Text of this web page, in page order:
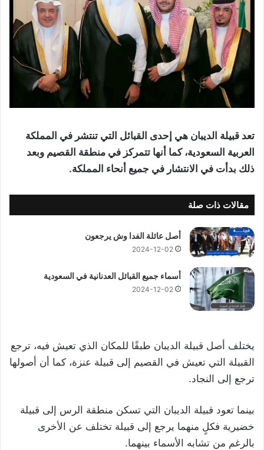
تعد قبيلة الديبان هي إحدى القبائل التي تنتشر في المملكة
العربية السعودية، كما أنها تتمركز في منطقة القصيم وبعد
ذلك بدأت في الانتشار في جميع أنحاء المملكة.
مقالات ذات صلة
أصل عائلة الفدا وش يرجعون
2024-12-02
أسماء جميع القبائل العدنانية في السعودية
2024-12-02
يختلف أصل قبيلة الديبان طبقًا للمكان الذي تعيش فيه، ترجع
القبيلة التي تعيش في القصيم إلى قبيلة عنزة، كما أن أصولها
ترجع إلى النجاد.
بينما تعود قبيلة الديبان التي تسكن منطقة الرس إلى قبيلة
خضيرية فكلٍ منهما يرجع إلى قبيلة تختلف عن الأخرى
بالرغم من تشابه الأسماء بينهما.